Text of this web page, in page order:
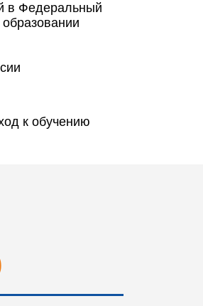
в Федеральный
к обучению